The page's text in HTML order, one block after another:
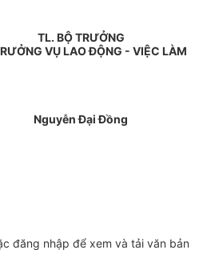
TL. BỘ TRƯỞNG
VỤ LAO ĐỘNG - VIỆC LÀM
Nguyễn Đại Đồng
đăng nhập để xem và tải văn bản